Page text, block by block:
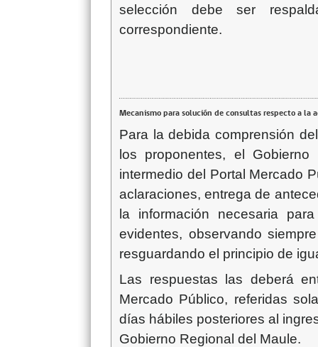
selección debe ser
correspondiente.
Mecanismo para solución de consultas respecto a la
Para la debida comprensión
los proponentes, el
intermedio del Portal Mercado
aclaraciones, entrega de
la información necesaria
evidentes, observando
resguardando el principio de
Las respuestas las deberá
Mercado Público, referidas
días hábiles posteriores al
Gobierno Regional del Maule.